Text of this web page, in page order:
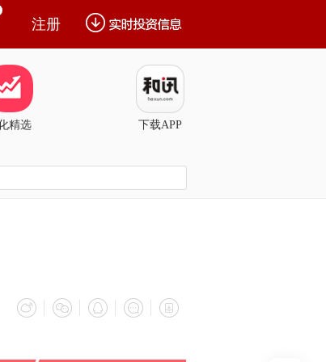
注册
精选 下载APP